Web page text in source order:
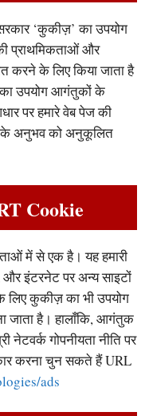
‘कुकीज़’ का उपयोग
प्राथमिकताओं और
करने के लिए किया जाता है
उपयोग आगंतुकों के
पर हमारे वेब पेज की
के अनुभव को अनुकूलित
Cookie
में से एक है। यह हमारी
इंटरनेट पर अन्य साइटों
लिए कुकीज़ का भी उपयोग
जाता है। हालाँकि, आगंतुक
नेटवर्क गोपनीयता नीति पर
करना चुन सकते हैं URL
ads